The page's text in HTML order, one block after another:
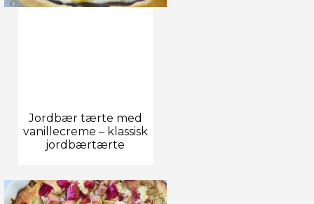
Jordbær tærte med
vanillecreme – klassisk
jordbærtærte